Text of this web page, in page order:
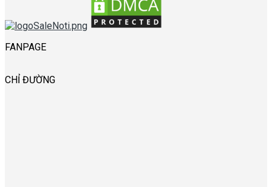
FANPAGE
CHỈ ĐƯỜNG